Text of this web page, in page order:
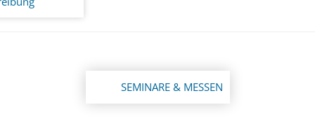
SEMINARE & MESSEN